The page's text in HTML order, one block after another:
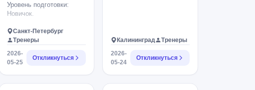
Уровень подготовки:
Новичок.
Санкт-Петербург
Тренеры
2026-
05-25
Откликнуться
Калининград
Тренеры
2026-
05-24
Откликнуться